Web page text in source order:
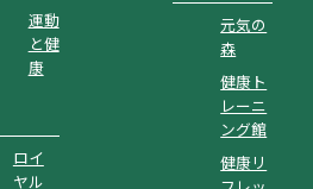
運動
と健
康
ロイ
ヤル
元気の
森
健康ト
レーニ
ング館
健康リ